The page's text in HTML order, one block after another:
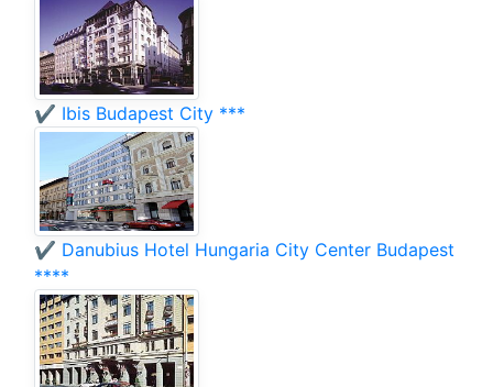
✔️ Ibis Budapest City ***
✔️ Danubius Hotel Hungaria City Center Budapest
****